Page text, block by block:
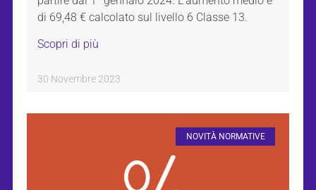
di 69,48 € calcolato sul livello 6 Classe 13.
Scopri di più
30 Novembre 2023
NOVITÀ NORMATIVE